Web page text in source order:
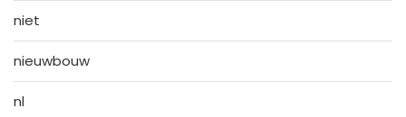
niet
nieuwbouw
nl